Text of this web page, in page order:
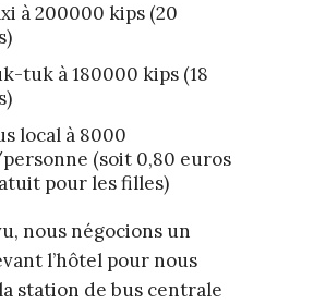
à 200000 kips (20
tuk à 180000 kips (18
local à 8000
(soit 0,80 euros
pour les filles)
nous négocions un
l’hôtel pour nous
station de bus centrale